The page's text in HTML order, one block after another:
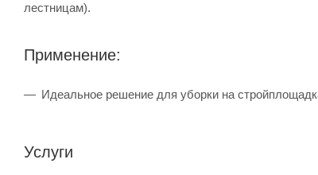
лестницам).
Применение:
Идеальное решение для уборки на
Услуги